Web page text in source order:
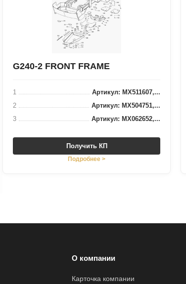
G240-2 FRONT FRAME
1
Артикул: MX511607,...
2
Артикул: MX504751,...
3
Артикул: MX062652,...
Получить КП
Подробнее >
О компании
Карточка компании